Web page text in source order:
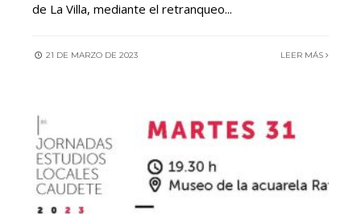
de La Villa, mediante el retranqueo...
21 DE MARZO DE 2023 LEER MÁS